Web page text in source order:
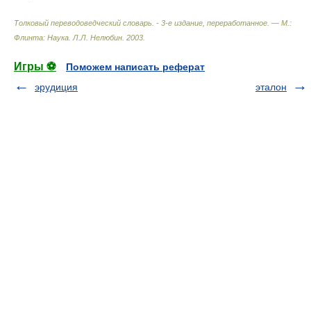
Толковый переводоведческий словарь. - 3-е издание, переработанное. — М.:
Флинта: Наука Л.Л. Нелюбин 2003
Игры ⚽
Поможем написать реферат
эрудиция
эталон